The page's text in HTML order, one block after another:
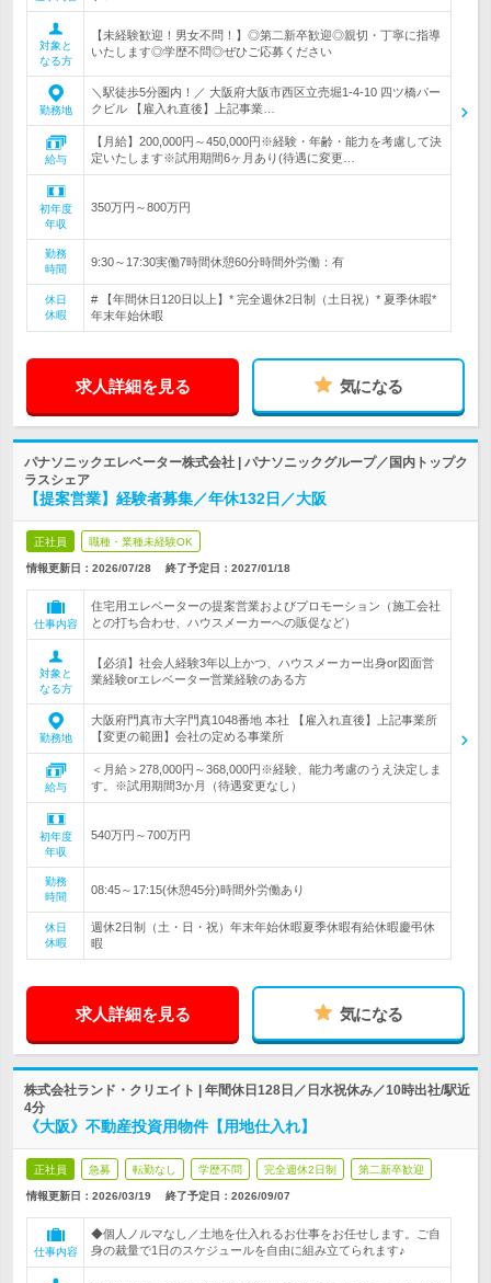
対象と
なる方
【未経験歓迎！男女不問！】◎第二新卒歓迎◎親切・丁寧に指導
いたします◎学歴不問◎ぜひご応募ください
勤務地
＼駅徒歩5分圏内！／ 大阪府大阪市西区立売堀1-4-10 四ツ橋パー
クビル 【雇入れ直後】上記事業…
給与
【月給】200,000円～450,000円※経験・年齢・能力を考慮して決
定いたします※試用期間6ヶ月あり(待遇に変更…
初年度
年収
350万円～800万円
勤務
時間
9:30～17:30実働7時間休憩60分時間外労働：有
休日
休暇
# 【年間休日120日以上】* 完全週休2日制（土日祝）* 夏季休暇*
年末年始休暇
求人詳細を見る 気になる
パナソニックエレベーター株式会社 | パナソニックグループ／国内トップク
ラスシェア
【提案営業】経験者募集／年休132日／大阪
正社員 職種・業種未経験OK
情報更新日：2026/07/28 終了予定日： 2027/01/18
仕事内容
住宅用エレベーターの提案営業およびプロモーション（施工会社
との打ち合わせ、ハウスメーカーへの販促など）
対象と
なる方
【必須】社会人経験3年以上かつ、ハウスメーカー出身or図面営
業経験orエレベーター営業経験のある方
勤務地
大阪府門真市大字門真1048番地 本社 【雇入れ直後】上記事業所
【変更の範囲】会社の定める事業所
給与
＜月給＞278,000円～368,000円※経験、能力考慮のうえ決定しま
す。※試用期間3か月（待遇変更なし）
初年度
年収
540万円～700万円
勤務
時間
08:45～17:15(休憩45分)時間外労働あり
休日
休暇
週休2日制（土・日・祝）年末年始休暇夏季休暇有給休暇慶弔休
暇
求人詳細を見る 気になる
株式会社ランド・クリエイト | 年間休日128日／日水祝休み／10時出社/駅近
4分
《大阪》不動産投資用物件【用地仕入れ】
正社員 急募 転勤なし 学歴不問 完全週休2日制 第二新卒歓迎
情報更新日：2026/03/19 終了予定日： 2026/09/07
仕事内容
◆個人ノルマなし／土地を仕入れるお仕事をお任せします。ご自
身の裁量で1日のスケジュールを自由に組み立てられます♪